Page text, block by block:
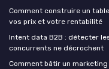
Comment construire un
vos prix et votre rentabilité
Intent data B2B : détecter
concurrents ne décrochent
Comment bâtir un